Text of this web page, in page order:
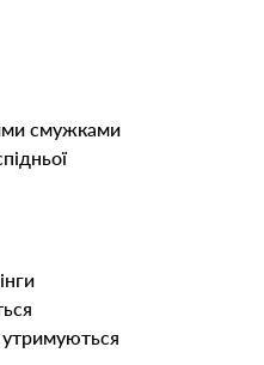
смужками
утримуються